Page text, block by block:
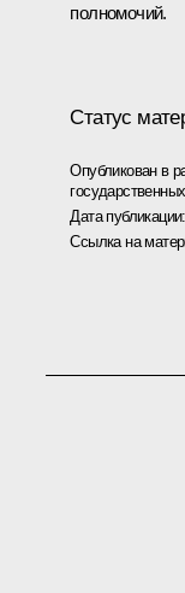
полномочий.
Статус
Опубликован в
Дата публикации:
Ссылка на